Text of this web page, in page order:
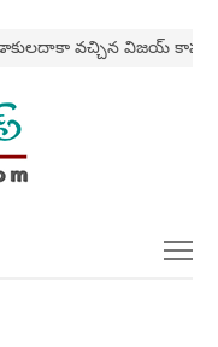
వచ్చిన విజయ్‌ కాపురం